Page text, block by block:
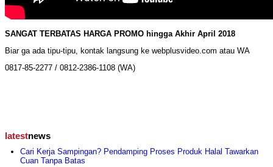
SANGAT TERBATAS HARGA PROMO hingga Akhir April 2018
Biar ga ada tipu-tipu, kontak langsung ke webplusvideo.com atau WA
0817-85-2277 / 0812-2386-1108 (WA)
latestnews
Cari Kerja Sampingan? Pendamping Proses Produk Halal Tawarkan
Cuan Tanpa Batas